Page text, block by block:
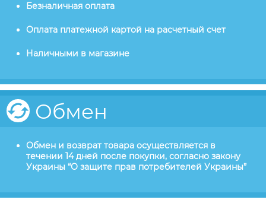
Безналичная оплата
Оплата платежной картой на расчетный счет
Наличными в магазине
Обмен
Обмен и возврат товара осуществляется в
течении 14 дней после покупки, согласно закону
Украины “О защите прав потребителей Украины”